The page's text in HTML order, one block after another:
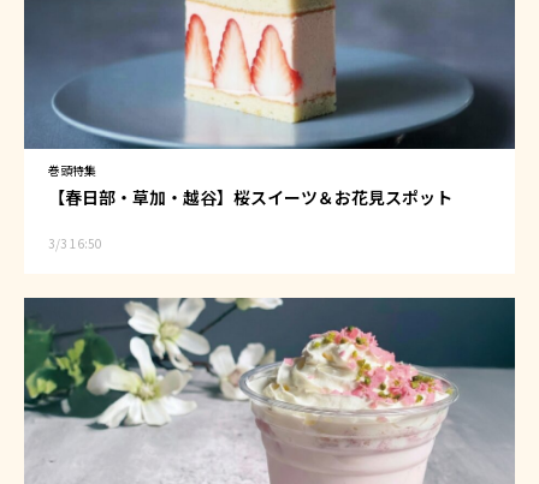
巻頭特集
【春日部・草加・越谷】桜スイーツ＆お花見スポット
3/3 16:50